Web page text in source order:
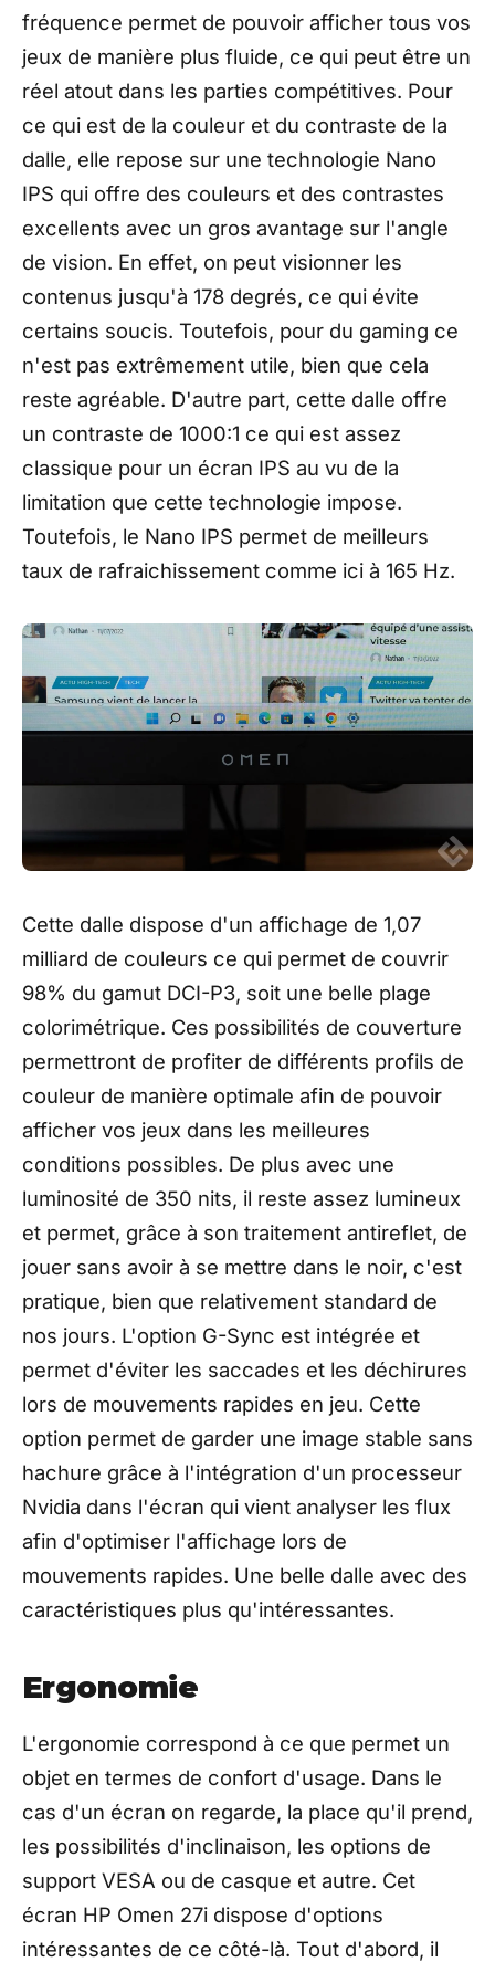
fréquence permet de pouvoir afficher tous vos
jeux de manière plus fluide, ce qui peut être un
réel atout dans les parties compétitives. Pour
ce qui est de la couleur et du contraste de la
dalle, elle repose sur une technologie Nano
IPS qui offre des couleurs et des contrastes
excellents avec un gros avantage sur l'angle
de vision. En effet, on peut visionner les
contenus jusqu'à 178 degrés, ce qui évite
certains soucis. Toutefois, pour du gaming ce
n'est pas extrêmement utile, bien que cela
reste agréable. D'autre part, cette dalle offre
un contraste de 1000:1 ce qui est assez
classique pour un écran IPS au vu de la
limitation que cette technologie impose.
Toutefois, le Nano IPS permet de meilleurs
taux de rafraichissement comme ici à 165 Hz.
Cette dalle dispose d'un affichage de 1,07
milliard de couleurs ce qui permet de couvrir
98% du gamut DCI-P3, soit une belle plage
colorimétrique. Ces possibilités de couverture
permettront de profiter de différents profils de
couleur de manière optimale afin de pouvoir
afficher vos jeux dans les meilleures
conditions possibles. De plus avec une
luminosité de 350 nits, il reste assez lumineux
et permet, grâce à son traitement antireflet, de
jouer sans avoir à se mettre dans le noir, c'est
pratique, bien que relativement standard de
nos jours. L'option G-Sync est intégrée et
permet d'éviter les saccades et les déchirures
lors de mouvements rapides en jeu. Cette
option permet de garder une image stable sans
hachure grâce à l'intégration d'un processeur
Nvidia dans l'écran qui vient analyser les flux
afin d'optimiser l'affichage lors de
mouvements rapides. Une belle dalle avec des
caractéristiques plus qu'intéressantes.
Ergonomie
L'ergonomie correspond à ce que permet un
objet en termes de confort d'usage. Dans le
cas d'un écran on regarde, la place qu'il prend,
les possibilités d'inclinaison, les options de
support VESA ou de casque et autre. Cet
écran HP Omen 27i dispose d'options
intéressantes de ce côté-là. Tout d'abord, il